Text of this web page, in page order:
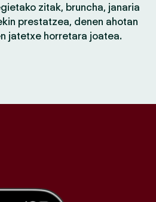
zitak, bruncha, janaria
prestatzea, denen ahotan
jatetxe horretara joatea.